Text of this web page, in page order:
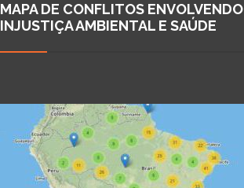
MAPA DE CONFLITOS ENVOLVENDO
INJUSTIÇA AMBIENTAL E SAÚDE